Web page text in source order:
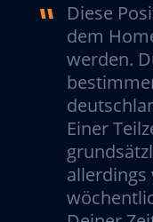
Diese
dem
werden.
Einer
allerdings